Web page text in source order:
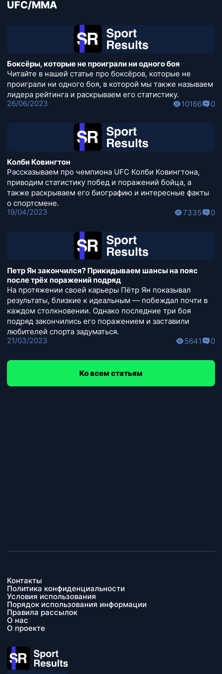
UFC/MMA
Боксёры, которые не проиграли ни одного боя
Читайте в нашей статье про боксёров, которые не
проиграли ни одного боя, в которой мы также называем
лидера рейтинга и раскрываем его статистику.
26/06/2023
10166 0
Колби Ковингтон
Рассказываем про чемпиона UFC Колби Ковингтона,
приводим статистику побед и поражений бойца, а
также раскрываем его биографию и интересные факты
о спортсмене.
19/04/2023
7335 0
Петр Ян закончился? Прикидываем шансы на пояс
после трёх поражений подряд
На протяжении своей карьеры Пётр Ян показывал
результаты, близкие к идеальным — побеждал почти в
каждом столкновении. Однако последние три боя
подряд закончились его поражением и заставили
любителей спорта задуматься.
21/03/2023
5641 0
Ко всем статьям
Контакты
Политика конфиденциальности
Условия использования
Порядок использования информации
Правила рассылок
О нас
О проекте